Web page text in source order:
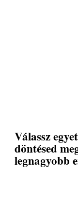
Válassz
döntésed
legnagyobb